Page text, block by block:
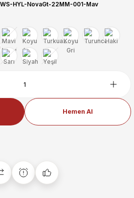
HYL-NovaGt-22MM-001-Mav
Hemen Al